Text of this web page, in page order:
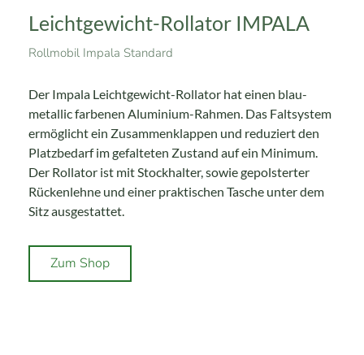
Leichtgewicht-Rollator IMPALA
Rollmobil Impala Standard
Der Impala Leichtgewicht-Rollator hat einen blau-
metallic farbenen Aluminium-Rahmen. Das Faltsystem
ermöglicht ein Zusammenklappen und reduziert den
Platzbedarf im gefalteten Zustand auf ein Minimum.
Der Rollator ist mit Stockhalter, sowie gepolsterter
Rückenlehne und einer praktischen Tasche unter dem
Sitz ausgestattet.
Zum Shop